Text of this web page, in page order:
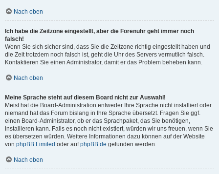
Nach oben
Ich habe die Zeitzone eingestellt, aber die Forenuhr geht immer noch
falsch!
Wenn Sie sich sicher sind, dass Sie die Zeitzone richtig eingestellt haben und
die Zeit trotzdem noch falsch ist, geht die Uhr des Servers vermutlich falsch.
Kontaktieren Sie einen Administrator, damit er das Problem beheben kann.
Nach oben
Meine Sprache steht auf diesem Board nicht zur Auswahl!
Meist hat die Board-Administration entweder Ihre Sprache nicht installiert oder
niemand hat das Forum bislang in Ihre Sprache übersetzt. Fragen Sie ggf.
einen Board-Administrator, ob er das Sprachpaket, das Sie benötigen,
installieren kann. Falls es noch nicht existiert, würden wir uns freuen, wenn Sie
es übersetzen würden. Weitere Informationen dazu können auf der Website
von phpBB Limited oder aufphpBB.de gefunden werden.
Nach oben